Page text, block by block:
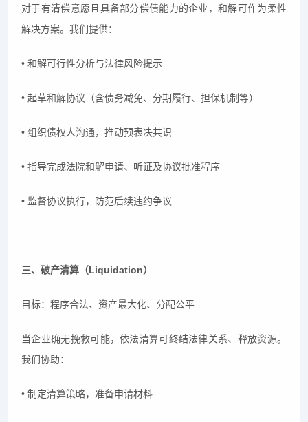
对于有清偿意愿且具备部分偿债能力的企业，和解可作为柔性
解决方案。我们提供：
• 和解可行性分析与法律风险提示
• 起草和解协议（含债务减免、分期履行、担保机制等）
• 组织债权人沟通，推动预表决共识
• 指导完成法院和解申请、听证及协议批准程序
• 监督协议执行，防范后续违约争议
三、破产清算（Liquidation）
目标：程序合法、资产最大化、分配公平
当企业确无挽救可能，依法清算可终结法律关系、释放资源。
我们协助：
• 制定清算策略，准备申请材料